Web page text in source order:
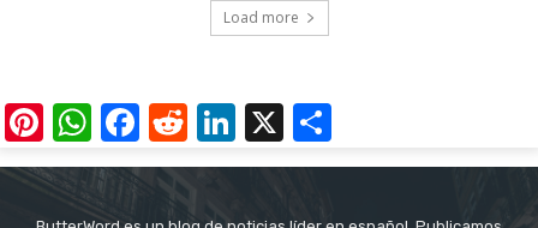
Load more
Pinterest
WhatsApp
Facebook
RedditLinkedIn
X